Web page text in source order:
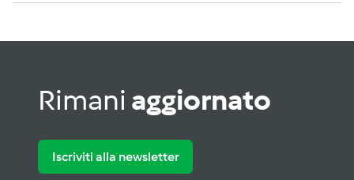
Rimani aggiornato
Iscriviti alla newsletter